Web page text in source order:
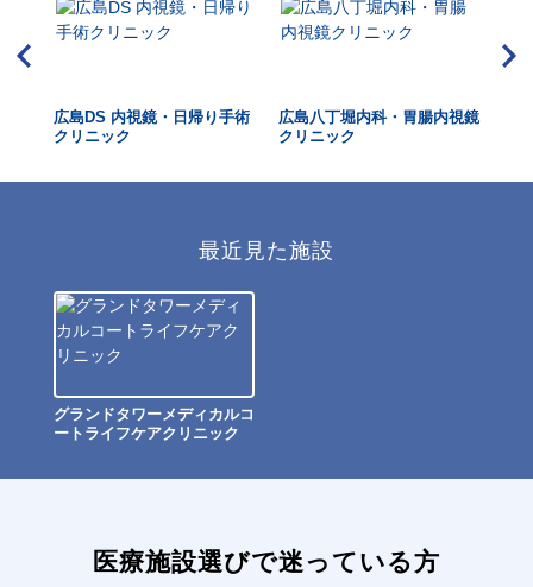
広島DS 内視鏡・日帰り手術
クリニック
広島八丁堀内科・胃腸内視鏡
クリニック
最近見た施設
グランドタワーメディカルコ
ートライフケアクリニック
医療施設選びで迷っている方